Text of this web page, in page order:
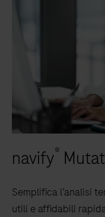
navify®
Semplifica l’analisi
utili e affidabili